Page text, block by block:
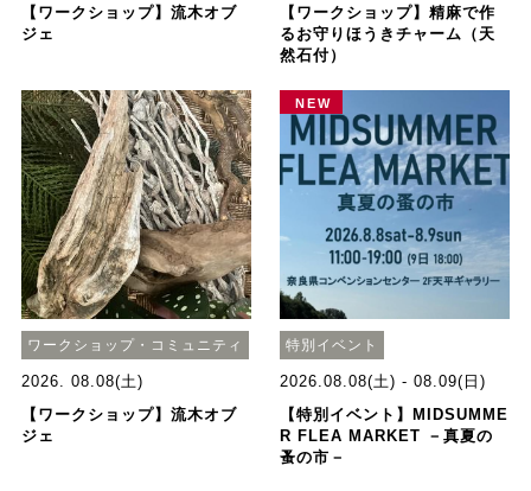
【ワークショップ】流木オブ
ジェ
【ワークショップ】精麻で作
るお守りほうきチャーム（天
然石付）
ワークショップ・コミュニティ
2026. 08.08(土)
【ワークショップ】流木オブ
ジェ
NEW
特別イベント
2026.08.08(土) - 08.09(日)
【特別イベント】MIDSUMME
R FLEA MARKET －真夏の
蚤の市－